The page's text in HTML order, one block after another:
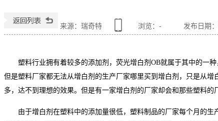
来源：瑞奇特 浏览： - 发布日期
塑料行业拥有着较多的添加剂，荧光增白剂OB就属于其中的一
但是塑料厂家都无法从增白剂的生产厂家哪里买到增白剂，只是从
多，达不到理想的效果。但是有一家增白剂的厂家却会和那些塑料
由于增白剂在塑料中的添加量很低，塑料制品的厂家每个月的